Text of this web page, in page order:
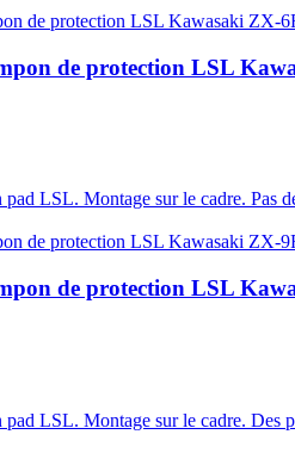
de protection LSL
LSL. Montage sur le cadre. Pas
de protection LSL
LSL. Montage sur le cadre. Des